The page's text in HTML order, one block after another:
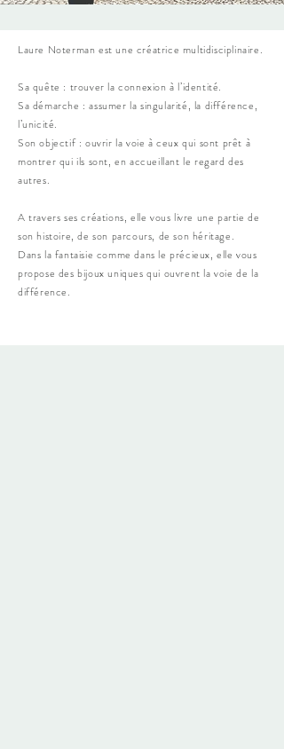
Laure Noterman est une créatrice multidisciplinaire.
Sa quête : trouver la connexion à l’identité.
Sa démarche : assumer la singularité, la différence,
l’unicité.
Son objectif : ouvrir la voie à ceux qui sont prêt à
montrer qui ils sont, en accueillant le regard des
autres.
A travers ses créations, elle vous livre une partie de
son histoire, de son parcours, de son héritage.
Dans la fantaisie comme dans le précieux, elle vous
propose des bijoux uniques qui ouvrent la voie de la
différence.